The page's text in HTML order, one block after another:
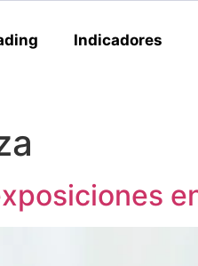
Indicadores